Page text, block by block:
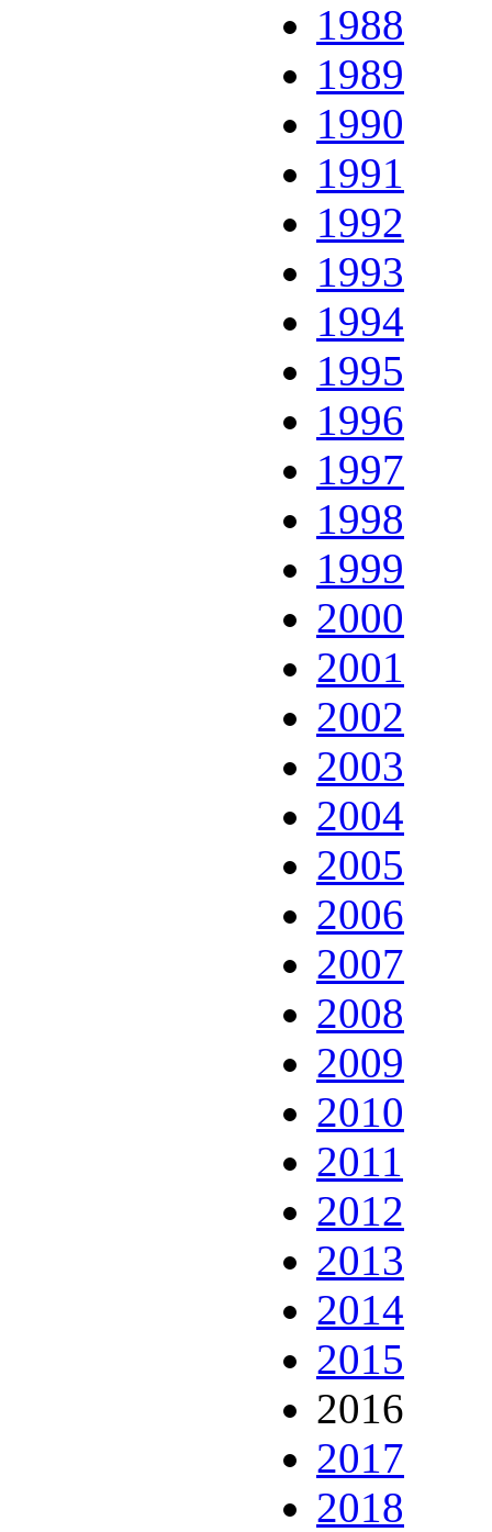
1988
1989
1990
1991
1992
1993
1994
1995
1996
1997
1998
1999
2000
2001
2002
2003
2004
2005
2006
2007
2008
2009
2010
2011
2012
2013
2014
2015
2016
2017
2018